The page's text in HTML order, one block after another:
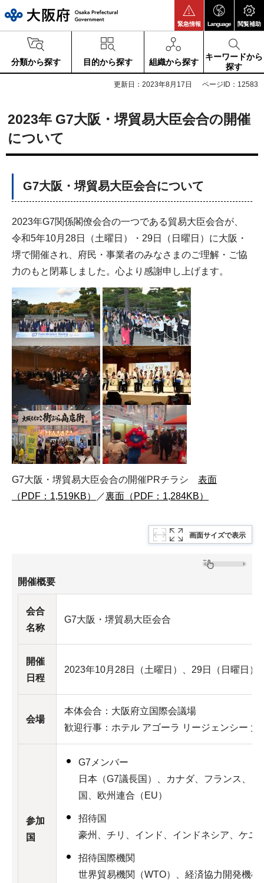
緊急情報 Language 閲覧補助
分類から探す 目的から探す 組織から探す
キーワードから
探す
更新日：2023年8月17日 ページID：12583
2023年 G7大阪・堺貿易大臣会合の開催
について
G7大阪・堺貿易大臣会合について
2023年G7関係閣僚会合の一つである貿易大臣会合が、
令和5年10月28日（土曜日）・29日（日曜日）に大阪・
堺で開催され、府民・事業者のみなさまのご理解・ご協
力のもと閉幕しました。心より感謝申し上げます。
G7大阪・堺貿易大臣会合の開催PRチラシ 表面
（PDF：1,519KB）
／裏面（PDF：1,284KB）
画面サイズで表示
開催概要
会合
名称
G7大阪・堺貿易大臣会合
開催
日程
2023年10月28日（土曜日）、29日（日曜日）
会場
本体会合：大阪府立国際会議場
歓迎行事：ホテル アゴーラ リージェンシー 大
参加
国
G7メンバー
日本（G7議長国）、カナダ、フランス、
国、欧州連合（EU）
招待国
豪州、チリ、インド、インドネシア、ケニ
招待国際機関
世界貿易機関（WTO）、経済協力開発機